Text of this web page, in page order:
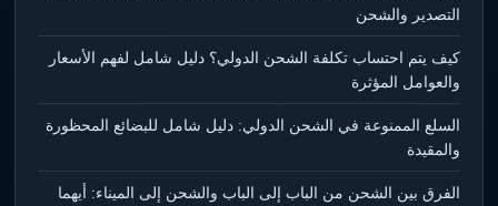
التصدير والشحن
كيف يتم احتساب تكلفة الشحن الدولي؟ دليل شامل لفهم الأسعار
والعوامل المؤثرة
السلع الممنوعة في الشحن الدولي: دليل شامل للبضائع المحظورة
والمقيدة
الفرق بين الشحن من الباب إلى الباب والشحن إلى الميناء: أيهما